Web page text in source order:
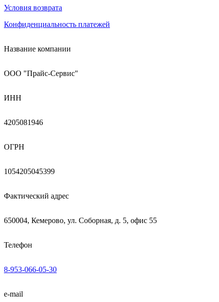
Условия возврата
Конфиденциальность платежей
Название компании
ООО "Прайс-Сервис"
ИНН
4205081946
ОГРН
1054205045399
Фактический адрес
650004, Кемерово, ул. Соборная, д. 5, офис 55
Телефон
8-953-066-05-30
e-mail